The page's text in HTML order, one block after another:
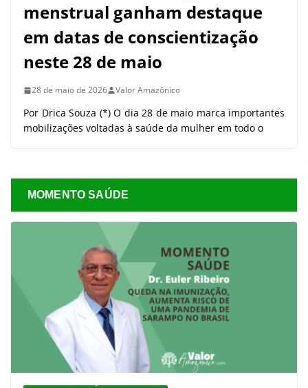
menstrual ganham destaque
em datas de conscientização
neste 28 de maio
28 de maio de 2026 Valor Amazônico
Por Drica Souza (*) O dia 28 de maio marca importantes
mobilizações voltadas à saúde da mulher em todo o
MOMENTO SAÚDE